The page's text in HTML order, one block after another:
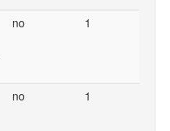
no 1
no 1